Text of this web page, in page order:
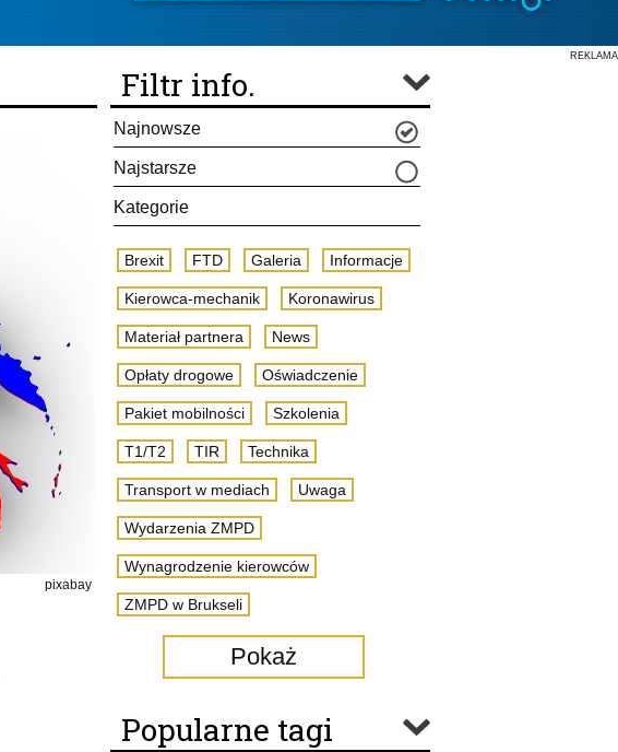
REKLAMA
pixabay
Filtr info.
Najnowsze
Najstarsze
Kategorie
Brexit FTD Galeria Informacje
Kierowca-mechanik Koronawirus
Materiał partnera News
Opłaty drogowe Oświadczenie
Pakiet mobilności Szkolenia
T1/T2 TIR Technika
Transport w mediach Uwaga
Wydarzenia ZMPD
Wynagrodzenie kierowców
ZMPD w Brukseli
Pokaż
Popularne tagi